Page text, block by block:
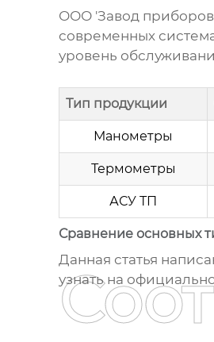
ООО 'Завод приборов
современных
уровень
Сравнение основных
Тип продукции
Манометры
Термометры
АСУ ТП
Данная статья
узнать на